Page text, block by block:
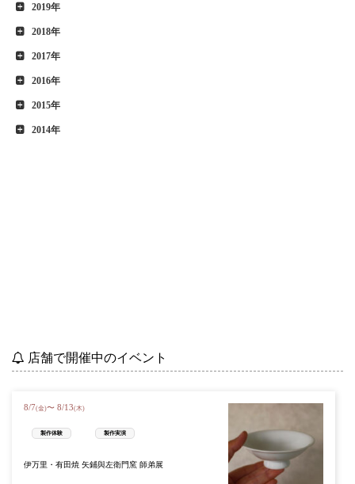
2019年
2018年
2017年
2016年
2015年
2014年
店舗で開催中のイベント
8/7(金)〜 8/13(木)
製作体験 製作実演
伊万里・有田焼 矢鋪與左衛門窯 師弟展